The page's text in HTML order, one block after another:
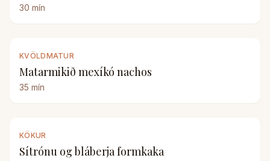
30 mín
KVÖLDMATUR
Matarmikið mexíkó nachos
35 mín
KÖKUR
Sítrónu og bláberja formkaka